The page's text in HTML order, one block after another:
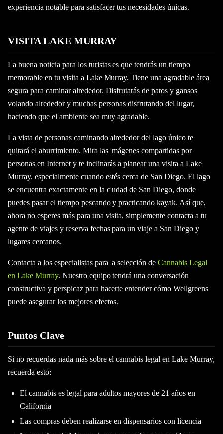
experiencia notable para satisfacer tus necesidades únicas.
VISITA LAKE MURRAY
La buena noticia para los turistas es que tendrás un tiempo
memorable en tu visita a Lake Murray. Tiene una agradable área
segura para caminar alrededor. Disfrutarás de patos y gansos
volando alrededor y muchas personas disfrutando del lugar,
haciendo que el ambiente sea muy agradable.
La vista de personas caminando alrededor del lago único te
quitará el aburrimiento. Mira las imágenes compartidas por
personas en Internet y te inclinarás a planear una visita a Lake
Murray, especialmente cuando estés cerca de San Diego. El lago
se encuentra exactamente en la ciudad de San Diego, donde
puedes pasar el tiempo pescando y practicando kayak. Así que,
ahora no esperes más para una visita, simplemente contacta a tu
agente de viajes y reserva fechas para un viaje a San Diego y
lugares cercanos.
Contacta a los especialistas para la selección de Cannabis Legal
en Lake Murray. Nuestro equipo tendrá una conversación
constructiva y perspicaz para hacerte entender cómo Wellgreens
puede asegurar los mejores efectos.
Puntos Clave
Si no recuerdas nada más sobre el cannabis legal en Lake Murray,
recuerda esto:
El cannabis es legal para adultos mayores de 21 años en
California
Las compras deben realizarse en dispensarios con licencia